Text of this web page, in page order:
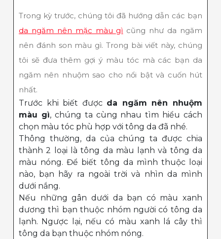
Trong kỳ trước, chúng tôi đã hướng dẫn các bạn
da ngăm nên mặc màu gì cũng như da ngăm
nên đánh son màu gì. Trong bài viết này, chúng
tôi sẽ đưa thêm gợi ý màu tóc mà các bạn da
ngăm nên nhuộm sao cho nổi bật và cuốn hút
nhất.
Trước khi biết được da ngăm nên nhuộm
màu gì, chúng ta cùng nhau tìm hiểu cách
chọn màu tóc phù hợp với tông da đã nhé.
Thông thường, da của chúng ta được chia
thành 2 loại là tông da màu lạnh và tông da
màu nóng. Để biết tông da mình thuộc loại
nào, bạn hãy ra ngoài trời và nhìn da mình
dưới nắng.
Nếu những gân dưới da bạn có màu xanh
dương thì bạn thuộc nhóm người có tông da
lạnh. Ngược lại, nếu có màu xanh lá cây thì
tông da bạn thuộc nhóm nóng.